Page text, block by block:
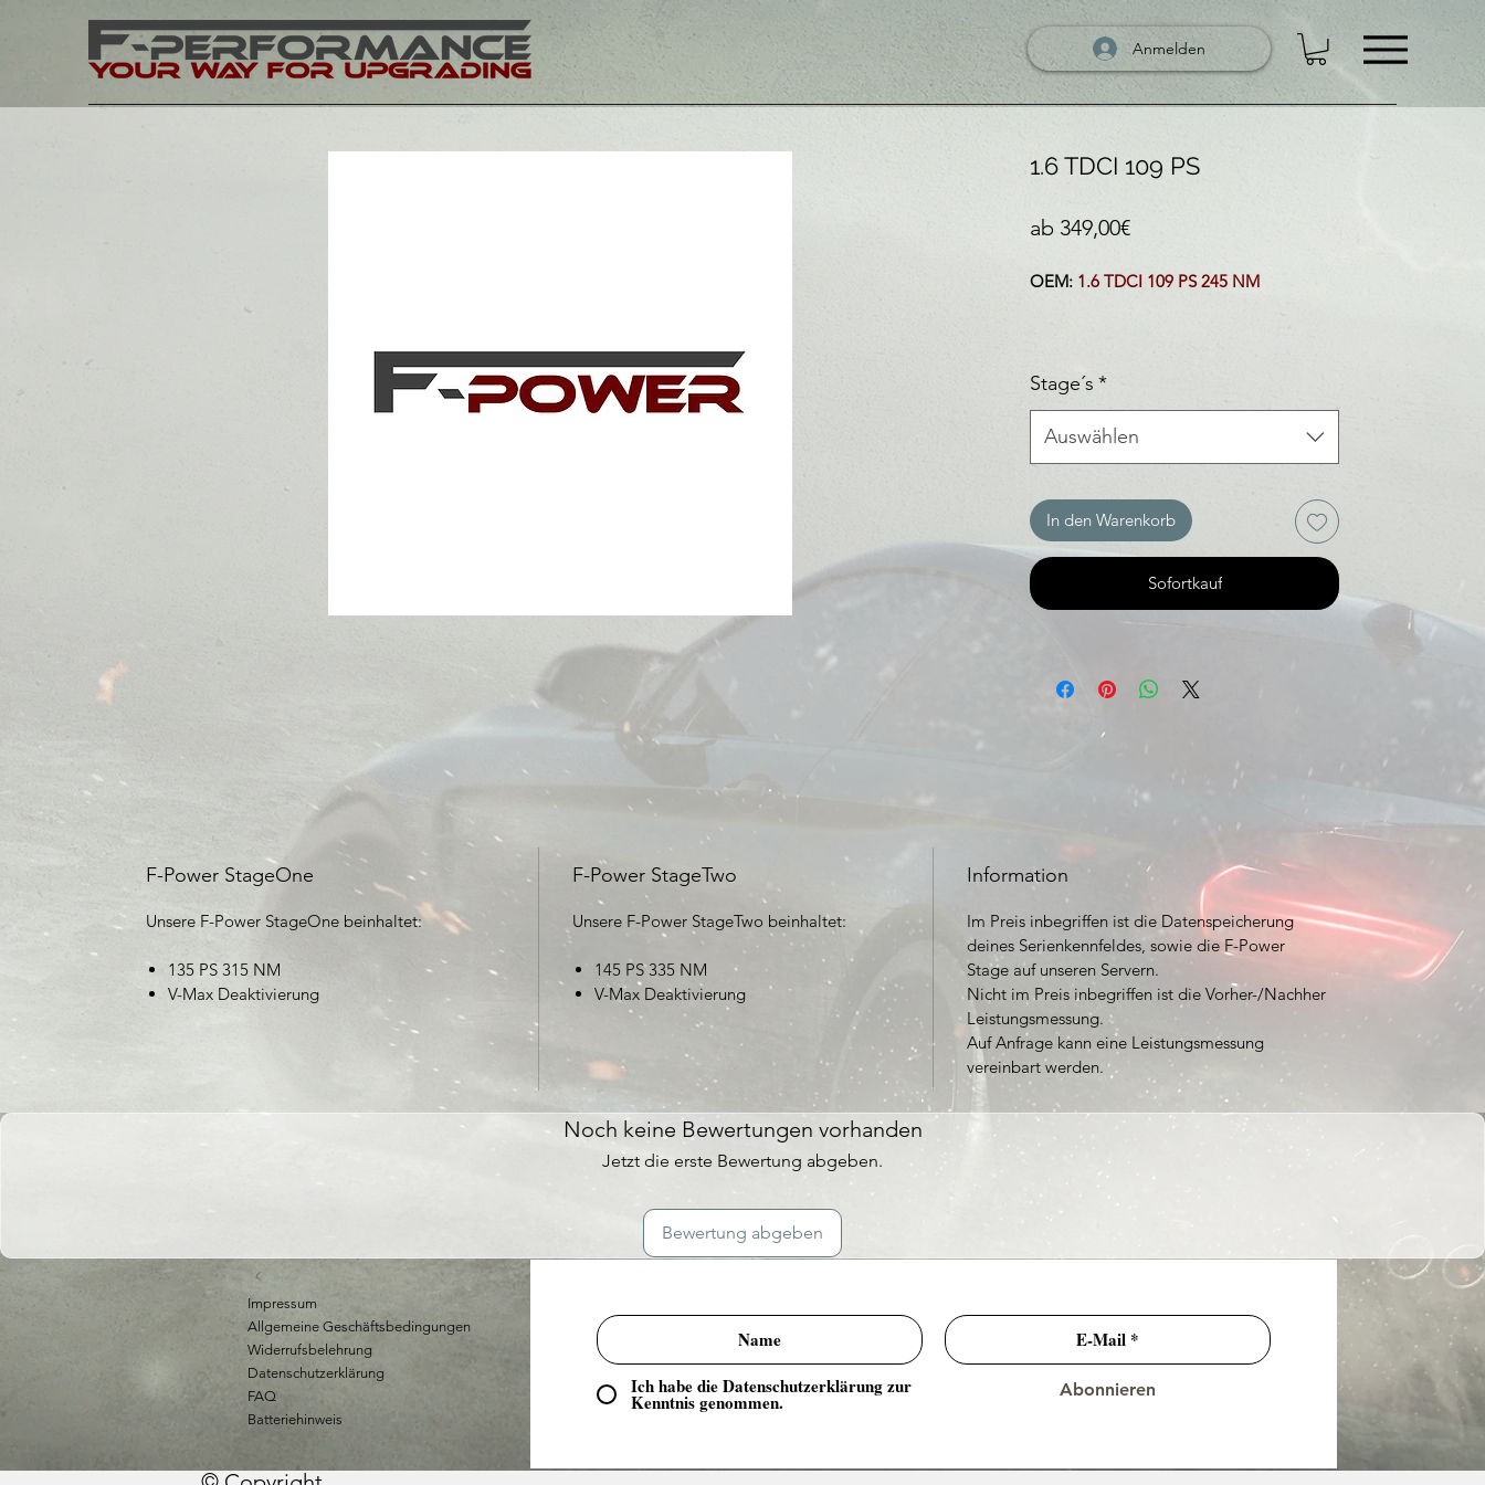
Anmelden
1.6 TDCI 109 PS
ab 349,00€Sale-Preis
OEM: 1.6 TDCI 109 PS 245 NM
Stage´s *
Auswählen
In den Warenkorb
Sofortkauf
F-Power StageOne
Unsere F-Power StageOne beinhaltet:
135 PS 315 NM
V-Max Deaktivierung
F-Power StageTwo
Unsere F-Power StageTwo beinhaltet:
145 PS 335 NM
V-Max Deaktivierung
Information
Im Preis inbegriffen ist die Datenspeicherung
deines Serienkennfeldes, sowie die F-Power
Stage auf unseren Servern.
Nicht im Preis inbegriffen ist die Vorher-/Nachher
Leistungsmessung.
Auf Anfrage kann eine Leistungsmessung
vereinbart werden.
Noch keine Bewertungen vorhanden
Jetzt die erste Bewertung abgeben.
Bewertung abgeben
Impressum
Allgemeine Geschäftsbedingungen
Widerrufsbelehrung
Datenschutzerklärung
FAQ
Batteriehinweis
Ich habe die Datenschutzerklärung zur
Kenntnis genommen.
Abonnieren